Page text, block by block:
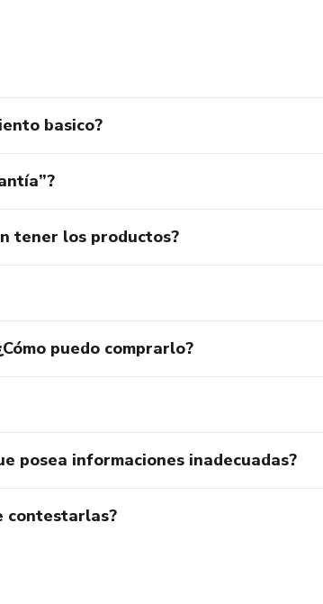
basico?
tener los productos?
puedo comprarlo?
posea informaciones inadecuadas?
contestarlas?